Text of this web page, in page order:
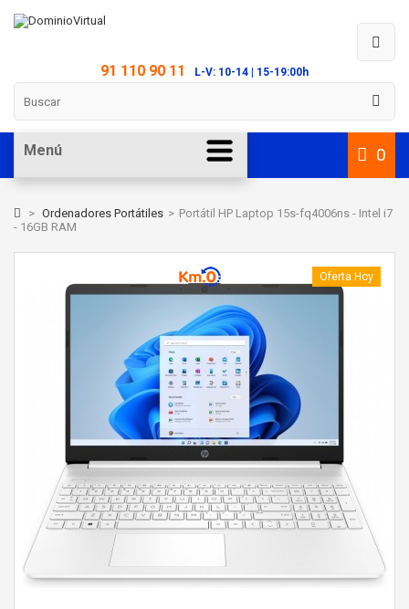
91 110 90 11 L-V: 10-14 | 15-19:00h
0
Menú
> Ordenadores Portátiles > Portátil HP Laptop 15s-fq4006ns - Intel i7
- 16GB RAM
Oferta Hoy